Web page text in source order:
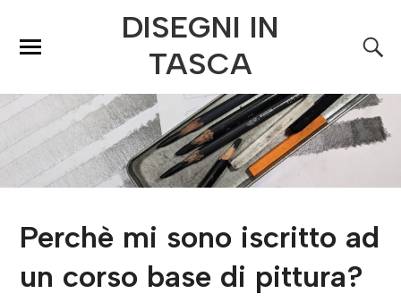
DISEGNI IN
TASCA
Perchè mi sono iscritto ad
un corso base di pittura?